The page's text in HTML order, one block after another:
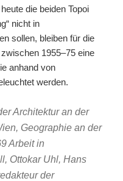
die beiden Topoi
nicht in
sollen, bleiben für die
1955–75 eine
anhand von
werden.
Architektur an der
Geographie an der
Arbeit in
Ottokar Uhl, Hans
der